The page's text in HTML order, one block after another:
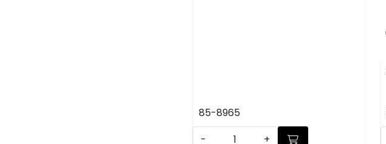
85-8965
-
+